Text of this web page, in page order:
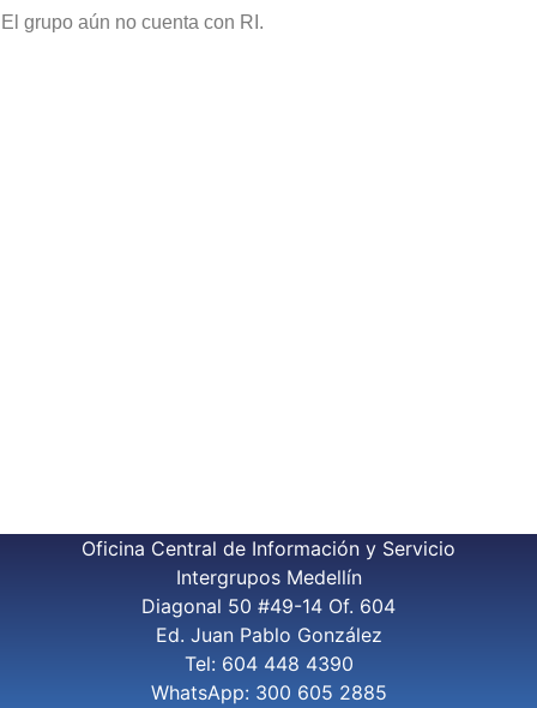
El grupo aún no cuenta con RI.
Oficina Central de Información y Servicio
Intergrupos Medellín
Diagonal 50 #49-14 Of. 604
Ed. Juan Pablo González
Tel: 604 448 4390
WhatsApp: 300 605 2885